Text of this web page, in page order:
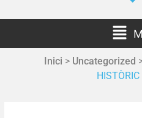
Inici > Uncategorized